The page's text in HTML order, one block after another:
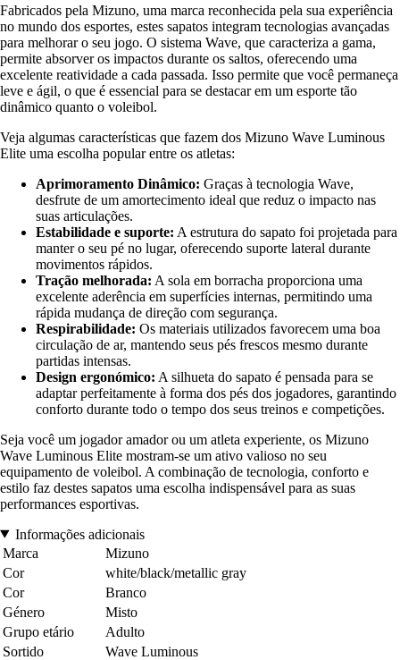
Fabricados pela Mizuno, uma marca reconhecida pela sua experiência
no mundo dos esportes, estes sapatos integram tecnologias avançadas
para melhorar o seu jogo. O sistema Wave, que caracteriza a gama,
permite absorver os impactos durante os saltos, oferecendo uma
excelente reatividade a cada passada. Isso permite que você permaneça
leve e ágil, o que é essencial para se destacar em um esporte tão
dinâmico quanto o voleibol.
Veja algumas características que fazem dos Mizuno Wave Luminous
Elite uma escolha popular entre os atletas:
Aprimoramento Dinâmico: Graças à tecnologia Wave,
desfrute de um amortecimento ideal que reduz o impacto nas
suas articulações.
Estabilidade e suporte: A estrutura do sapato foi projetada para
manter o seu pé no lugar, oferecendo suporte lateral durante
movimentos rápidos.
Tração melhorada: A sola em borracha proporciona uma
excelente aderência em superfícies internas, permitindo uma
rápida mudança de direção com segurança.
Respirabilidade: Os materiais utilizados favorecem uma boa
circulação de ar, mantendo seus pés frescos mesmo durante
partidas intensas.
Design ergonómico: A silhueta do sapato é pensada para se
adaptar perfeitamente à forma dos pés dos jogadores, garantindo
conforto durante todo o tempo dos seus treinos e competições.
Seja você um jogador amador ou um atleta experiente, os Mizuno
Wave Luminous Elite mostram-se um ativo valioso no seu
equipamento de voleibol. A combinação de tecnologia, conforto e
estilo faz destes sapatos uma escolha indispensável para as suas
performances esportivas.
Informações adicionais
Marca
Mizuno
Cor
white/black/metallic gray
Cor
Branco
Género
Misto
Grupo etário
Adulto
Sortido
Wave Luminous